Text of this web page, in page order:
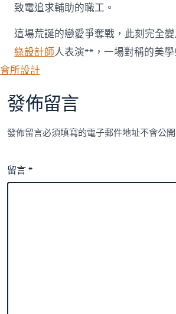
致電追求輔助的職工。
這場荒誕的戀愛爭奪戰，此刻完全
綠設計師人表演**，一場對稱的美學
會所設計
發佈留言
發佈留言必須填寫的電子郵件地址不會公開
留言*